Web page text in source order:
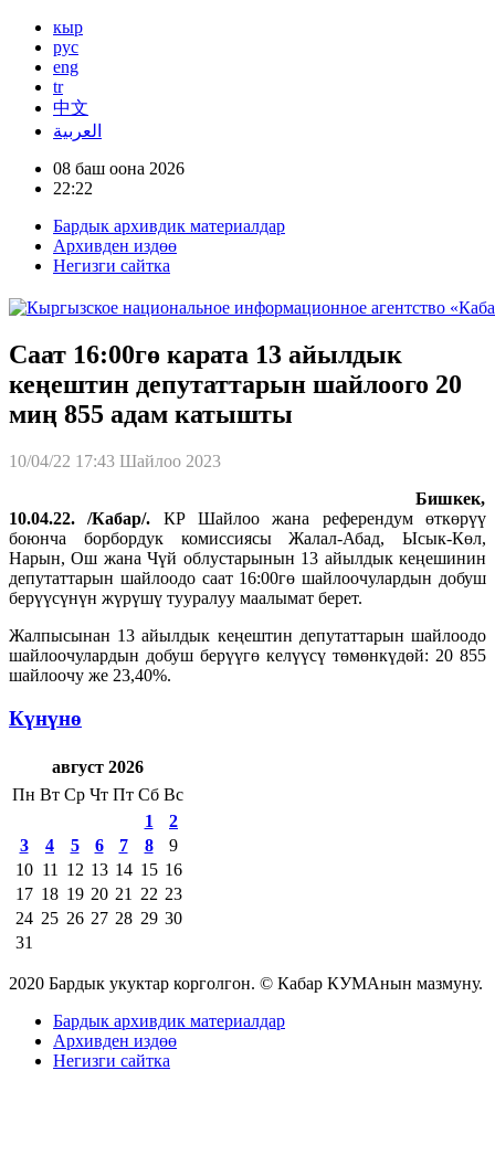
кыр
рус
eng
tr
中文
العربية
08 баш оона 2026
22:22
Бардык архивдик материалдар
Архивден издөө
Негизги сайтка
Саат 16:00гө карата 13 айылдык
кеңештин депутаттарын шайлоого 20
миң 855 адам катышты
10/04/22 17:43 Шайлоо 2023
Бишкек,
10.04.22. /Кабар/. КР Шайлоо жана референдум өткөрүү
боюнча борбордук комиссиясы Жалал-Абад, Ысык-Көл,
Нарын, Ош жана Чүй облустарынын 13 айылдык кеңешинин
депутаттарын шайлоодо саат 16:00гө шайлоочулардын добуш
берүүсүнүн жүрүшү тууралуу маалымат берет.
Жалпысынан 13 айылдык кеңештин депутаттарын шайлоодо
шайлоочулардын добуш берүүгө келүүсү төмөнкүдөй: 20 855
шайлоочу же 23,40%.
Күнүнө
август 2026
Пн Вт Ср Чт Пт Сб Вс
1
2
3
4 5 6 7 8
9
10 11 12 13 14 15 16
17 18 19 20 21 22 23
24 25 26 27 28 29 30
31
2020 Бардык укуктар корголгон. © Кабар КУМАнын мазмуну.
Бардык архивдик материалдар
Архивден издөө
Негизги сайтка